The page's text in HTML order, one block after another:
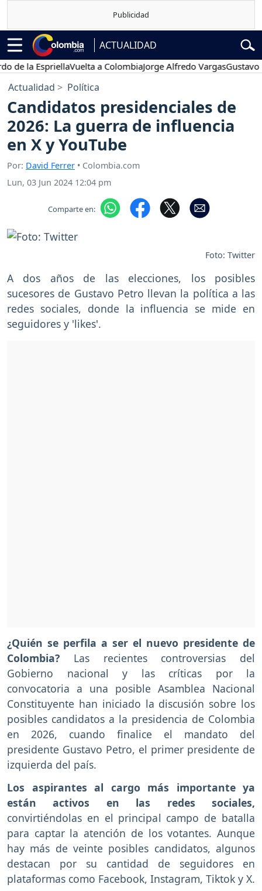
ACTUALIDAD
la EspriellaVuelta a ColombiaJorge Alfredo VargasGustavo
Actualidad Política
Candidatos presidenciales de
2026: La guerra de influencia
en X y YouTube
Por: David Ferrer • Colombia.com
Lun, 03 Jun 2024 12:04 pm
Comparte en:
Foto: Twitter
A dos años de las elecciones, los posibles
sucesores de Gustavo Petro llevan la política a las
redes sociales, donde la influencia se mide en
seguidores y 'likes'.
¿Quién se perfila a ser el nuevo presidente de
Colombia? Las recientes controversias del
Gobierno nacional y las críticas por la
convocatoria a una posible Asamblea Nacional
Constituyente han iniciado la discusión sobre los
posibles candidatos a la presidencia de Colombia
en 2026, cuando finalice el mandato del
presidente Gustavo Petro, el primer presidente de
izquierda del país.
Los aspirantes al cargo más importante ya
están activos en las redes sociales,
convirtiéndolas en el principal campo de batalla
para captar la atención de los votantes. Aunque
hay más de veinte posibles candidatos, algunos
destacan por su cantidad de seguidores en
plataformas como Facebook, Instagram, Tiktok y X.